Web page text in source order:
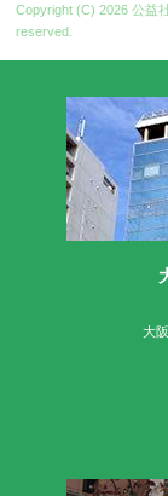
Copyright (C) 2026公益
reserved.
大